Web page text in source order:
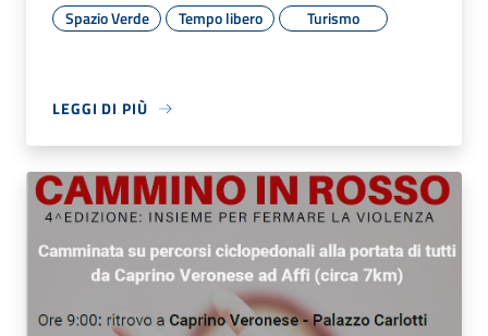
Spazio Verde
Tempo libero Turismo
LEGGI DI PIÙ